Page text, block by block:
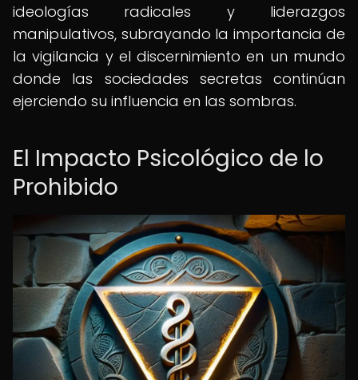
ideologías radicales y liderazgos
manipulativos, subrayando la importancia de
la vigilancia y el discernimiento en un mundo
donde las sociedades secretas continúan
ejerciendo su influencia en las sombras.
El Impacto Psicológico de lo
Prohibido